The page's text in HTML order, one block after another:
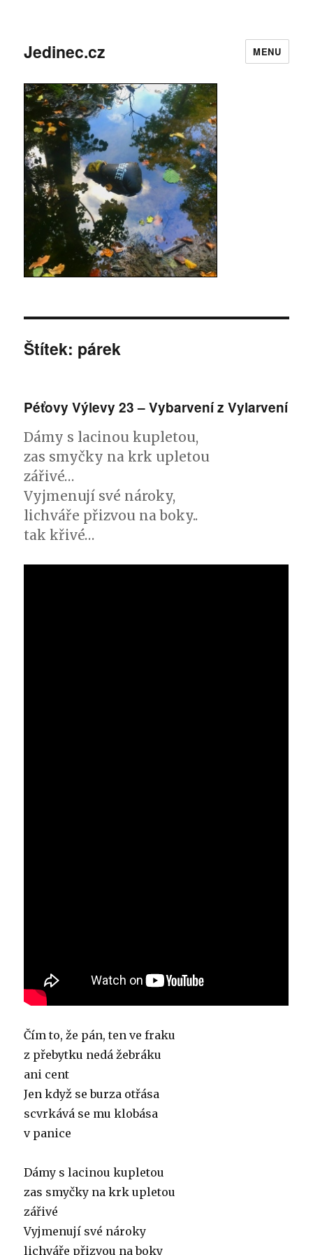
Jedinec.cz MENU
Štítek: párek
Péťovy Výlevy 23 – Vybarvení z Vylarvení
Dámy s lacinou kupletou,
zas smyčky na krk upletou
zářivé…
Vyjmenují své nároky,
lichváře přizvou na boky..
tak křivé…
Čím to, že pán, ten ve fraku
z přebytku nedá žebráku
ani cent
Jen když se burza otřása
scvrkává se mu klobása
v panice
Dámy s lacinou kupletou
zas smyčky na krk upletou
zářivé
Vyjmenují své nároky
lichváře přizvou na boky